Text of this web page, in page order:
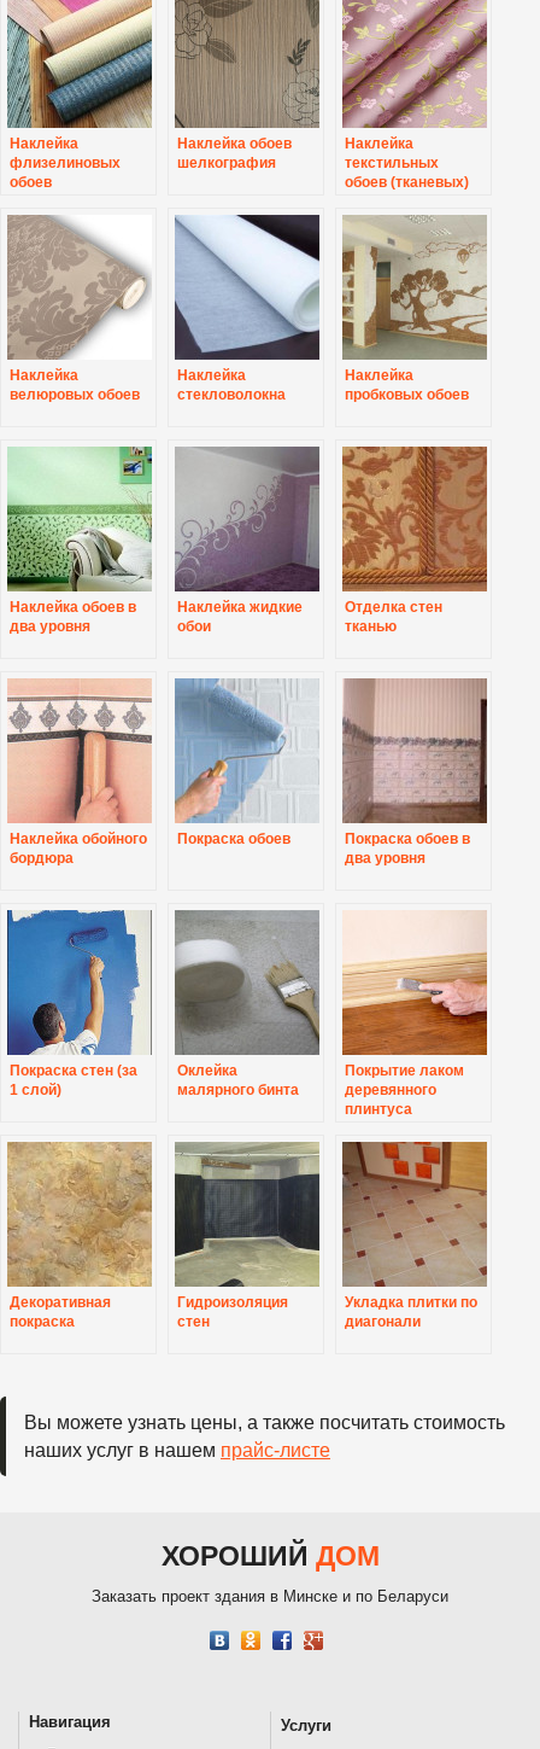
Наклейка
флизелиновых
обоев
Наклейка обоев
шелкография
Наклейка
текстильных
обоев (тканевых)
Наклейка
велюровых обоев
Наклейка
стекловолокна
Наклейка
пробковых обоев
Наклейка обоев в
два уровня
Наклейка жидкие
обои
Отделка стен
тканью
Наклейка обойного
бордюра
Покраска обоев
Покраска обоев в
два уровня
Покраска стен (за
1 слой)
Оклейка
малярного бинта
Покрытие лаком
деревянного
плинтуса
Декоративная
покраска
Гидроизоляция
стен
Укладка плитки по
диагонали
Вы можете узнать цены, а также посчитать стоимость
наших услуг в нашем прайс-листе
ХОРОШИЙ ДОМ
Заказать проект здания в Минске и по Беларуси
Навигация
Услуги